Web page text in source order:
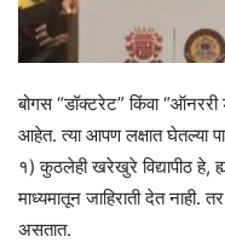
बोगस “डॉक्टरेट” किंवा “ऑनररी
आहेत. त्या आपण लक्षात घेतल्या
१) कुठलेही खरेखुरे विद्यापीठ हे,
माध्यमातून जाहिराती देत नाही.
असतात.